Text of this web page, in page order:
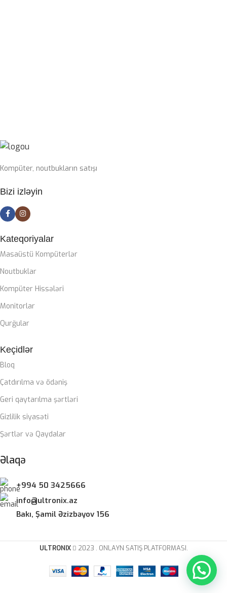
Kompüter, noutbukların satışı
Bizi izləyin
Kateqoriyalar
Masaüstü Kompüterlər
Noutbuklar
Kompüter Hissələri
Monitorlar
Qurğular
Keçidlər
Bloq
Çatdırılma və ödəniş
Geri qaytarılma şərtləri
Gizlilik siyasəti
Şərtlər və Qaydalar
Əlaqə
+994 50 3425666
info@ultronix.az
Bakı, Şamil Əzizbəyov 156
ULTRONIX 2023 . ONLAYN SATIŞ PLATFORMASI.
Kömək lazımdır?